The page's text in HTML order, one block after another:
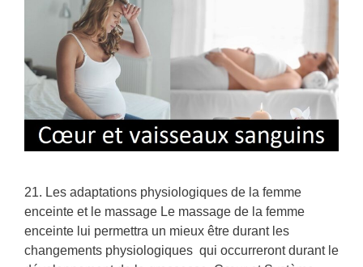
21. Les adaptations physiologiques de la femme
enceinte et le massage Le massage de la femme
enceinte lui permettra un mieux être durant les
changements physiologiques qui occurreront durant le